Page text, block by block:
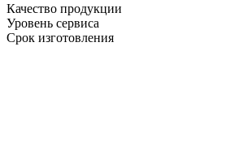
Качество продукции
Уровень сервиса
Срок изготовления